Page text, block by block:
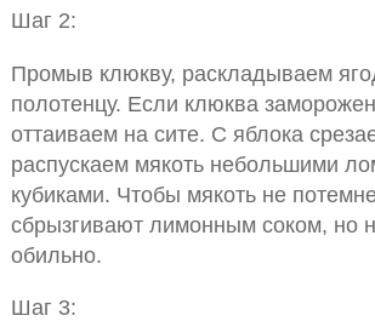
Шаг 2:
Промыв клюкву, раскладываем
полотенцу. Если клюква
оттаиваем на сите. С яблока
распускаем мякоть небольшими
кубиками. Чтобы мякоть не
сбрызгивают лимонным соком, но
обильно.
Шаг 3: